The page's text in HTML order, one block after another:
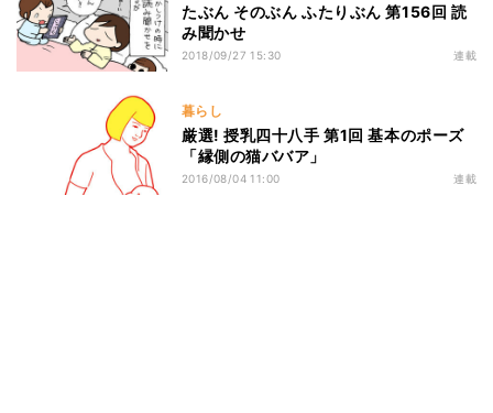
たぶん そのぶん ふたりぶん 第156回 読
み聞かせ
2018/09/27 15:30 連載
暮らし
厳選! 授乳四十八手 第1回 基本のポーズ
「縁側の猫ババア」
2016/08/04 11:00 連載